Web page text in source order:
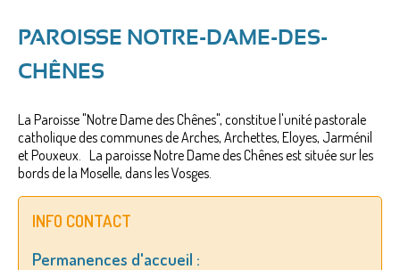
PAROISSE NOTRE-DAME-DES-
CHÊNES
La Paroisse "Notre Dame des Chênes", constitue l'unité pastorale
catholique des communes de Arches, Archettes, Eloyes, Jarménil
et Pouxeux. La paroisse Notre Dame des Chênes est située sur les
bords de la Moselle, dans les Vosges.
INFO CONTACT
Permanences d'accueil :